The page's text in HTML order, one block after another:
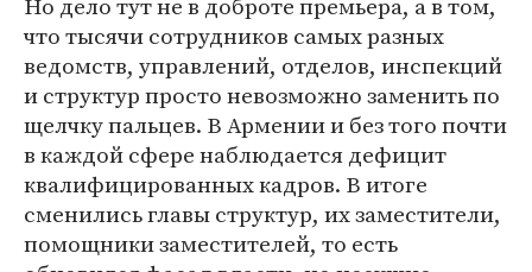
что тысячи сотрудников самых разных
ведомств, управлений, отделов, инспекций
и структур просто невозможно заменить по
щелчку пальцев. В Армении и без того почти
в каждой сфере наблюдается дефицит
квалифицированных кадров. В итоге
сменились главы структур, их заместители,
помощники заместителей, то есть